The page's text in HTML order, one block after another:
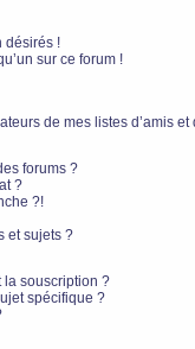
désirés !
sur ce forum !
de mes listes d’amis et
forums ?
?
?!
et sujets ?
la souscription ?
spécifique ?